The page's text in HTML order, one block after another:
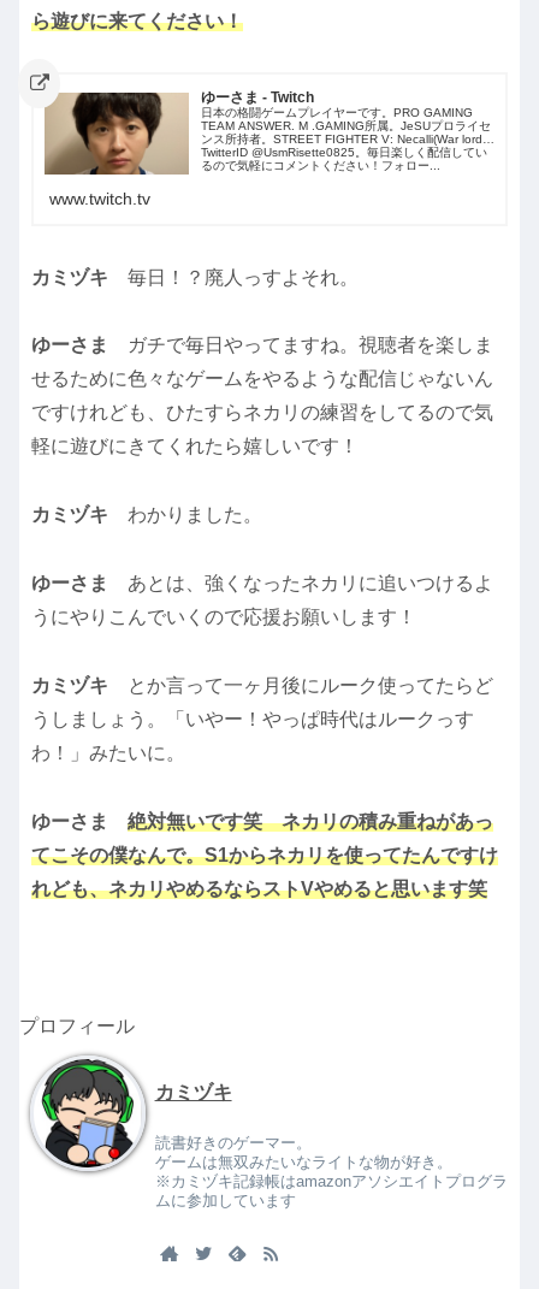
ら遊びに来てください！
ゆーさま - Twitch
日本の格闘ゲームプレイヤーです。PRO GAMING
TEAM ANSWER. M .GAMING所属。JeSUプロライセ
ンス所持者。STREET FIGHTER V: Necalli(War lord)
TwitterID @UsmRisette0825。毎日楽しく配信してい
るので気軽にコメントください！フォロー...
www.twitch.tv
カミヅキ 毎日！？廃人っすよそれ。
ゆーさま
ガチで毎日やってますね。視聴者を楽しま
せるために色々なゲームをやるような配信じゃないん
ですけれども、ひたすらネカリの練習をしてるので気
軽に遊びにきてくれたら嬉しいです！
カミヅキ わかりました。
ゆーさま あとは、強くなったネカリに追いつけるよ
うにやりこんでいくので応援お願いします！
カミヅキ
とか言って一ヶ月後にルーク使ってたらど
うしましょう。「いやー！やっぱ時代はルークっす
わ！」みたいに。
ゆーさま 絶対無いです笑 ネカリの積み重ねがあっ
てこその僕なんで。S1からネカリを使ってたんですけ
れども、ネカリやめるならストVやめると思います笑
プロフィール
カミヅキ
読書好きのゲーマー。
ゲームは無双みたいなライトな物が好き。
※カミヅキ記録帳はamazonアソシエイトプログラ
ムに参加しています